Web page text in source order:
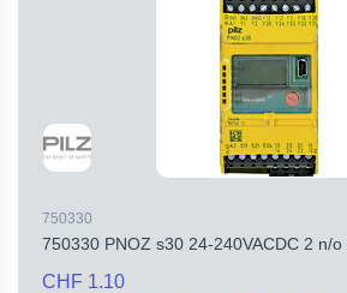
750330
750330 PNOZ s30 24-240VACDC 2 n/o
CHF 1.10